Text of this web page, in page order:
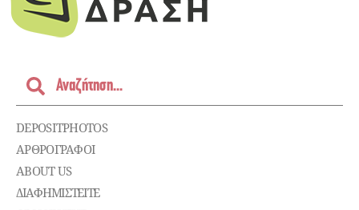
DEPOSITPHOTOS
ΑΡΘΡΟΓΡΑΦΟΙ
ABOUT US
ΔΙΑΦΗΜΙΣΤΕΊΤΕ